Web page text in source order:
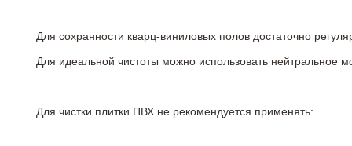
Для сохранности кварц-виниловых полов достаточно
Для идеальной чистоты можно использовать
Для чистки плитки ПВХ не рекомендуется применять: